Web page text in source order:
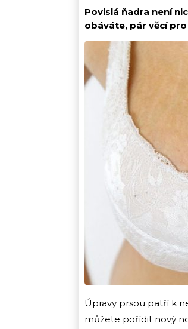
Povislá ňadra není
obáváte, pár věcí
Úpravy prsou patří k
můžete pořídit nový